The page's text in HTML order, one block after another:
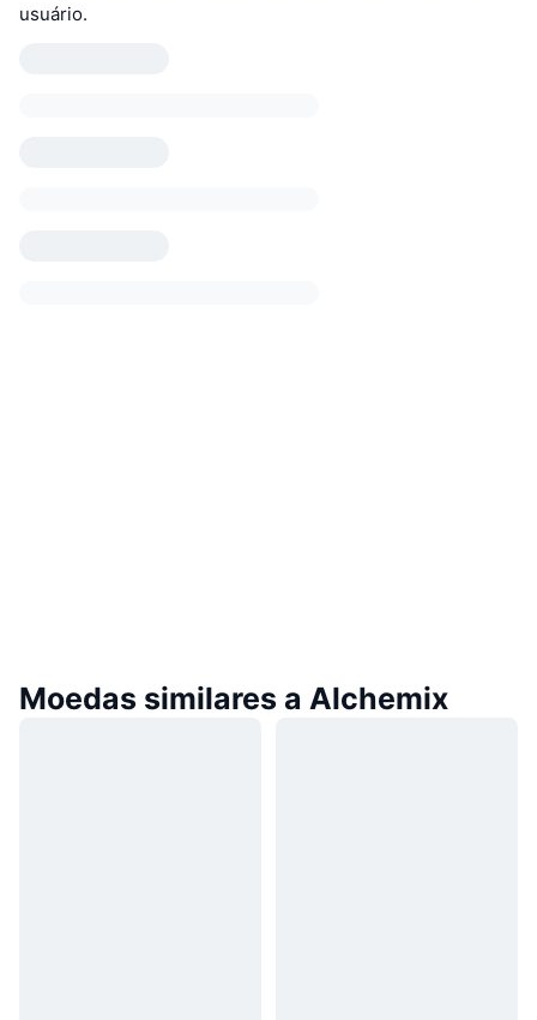
usuário.
Moedas similares a Alchemix